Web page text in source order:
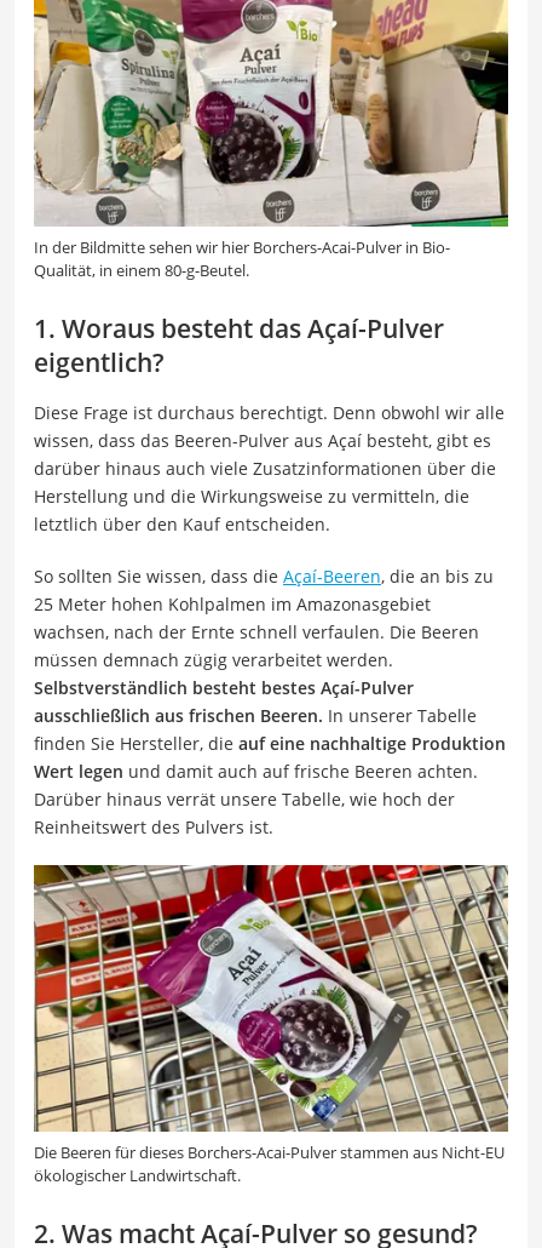
In der Bildmitte sehen wir hier Borchers-Acai-Pulver in Bio-
Qualität, in einem 80-g-Beutel.
1. Woraus besteht das Açaí-Pulver
eigentlich?
Diese Frage ist durchaus berechtigt. Denn obwohl wir alle
wissen, dass das Beeren-Pulver aus Açaí besteht, gibt es
darüber hinaus auch viele Zusatzinformationen über die
Herstellung und die Wirkungsweise zu vermitteln, die
letztlich über den Kauf entscheiden.
So sollten Sie wissen, dass die Açaí-Beeren, die an bis zu
25 Meter hohen Kohlpalmen im Amazonasgebiet
wachsen, nach der Ernte schnell verfaulen. Die Beeren
müssen demnach zügig verarbeitet werden.
Selbstverständlich besteht bestes Açaí-Pulver
ausschließlich aus frischen Beeren. In unserer Tabelle
finden Sie Hersteller, die auf eine nachhaltige Produktion
Wert legen und damit auch auf frische Beeren achten.
Darüber hinaus verrät unsere Tabelle, wie hoch der
Reinheitswert des Pulvers ist.
Die Beeren für dieses Borchers-Acai-Pulver stammen aus Nicht-EU
ökologischer Landwirtschaft.
2. Was macht Açaí-Pulver so gesund?